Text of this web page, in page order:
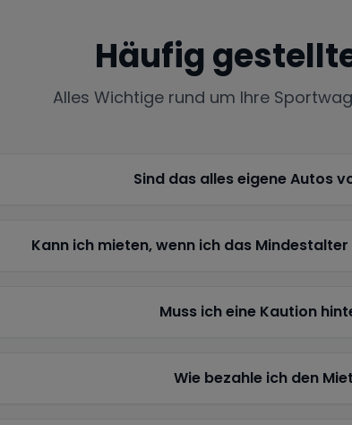
Häufig
Alles Wichtige rund um Ihre
Sind das alles eigene Autos
Kann ich mieten, wenn ich das
Muss ich eine Kaution
Wie bezahle ich den